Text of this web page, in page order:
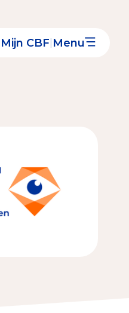
Mijn CBF Menu